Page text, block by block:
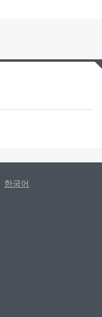
한국어